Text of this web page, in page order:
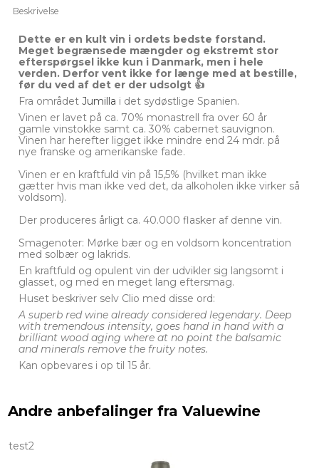
Beskrivelse
Dette er en kult vin i ordets bedste forstand.
Meget begrænsede mængder og ekstremt stor
efterspørgsel ikke kun i Danmark, men i hele
verden. Derfor vent ikke for længe med at bestille,
før du ved af det er der udsolgt 👍
Fra området Jumilla i det sydøstlige Spanien.
Vinen er lavet på ca. 70% monastrell fra over 60 år
gamle vinstokke samt ca. 30% cabernet sauvignon.
Vinen har herefter ligget ikke mindre end 24 mdr. på
nye franske og amerikanske fade.
Vinen er en kraftfuld vin på 15,5% (hvilket man ikke
gætter hvis man ikke ved det, da alkoholen ikke virker så
voldsom).
Der produceres årligt ca. 40.000 flasker af denne vin.
Smagenoter: Mørke bær og en voldsom koncentration
med solbær og lakrids.
En kraftfuld og opulent vin der udvikler sig langsomt i
glasset, og med en meget lang eftersmag.
Huset beskriver selv Clio med disse ord:
A superb red wine already considered legendary. Deep
with tremendous intensity, goes hand in hand with a
brilliant wood aging where at no point the balsamic
and minerals remove the fruity notes.
Kan opbevares i op til 15 år.
Andre anbefalinger fra Valuewine
test2